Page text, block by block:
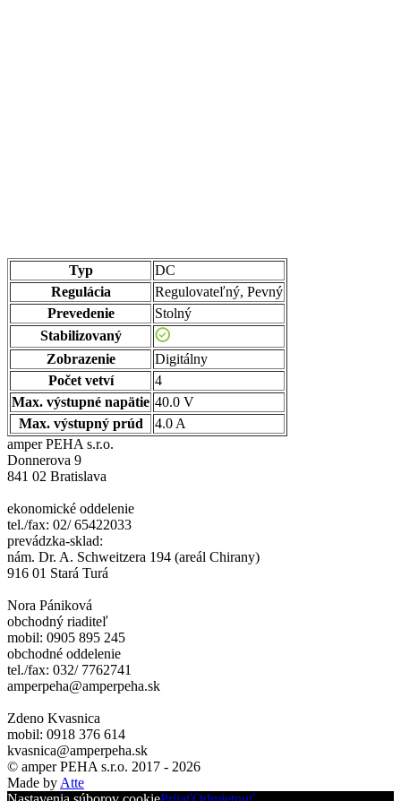
Typ
DC
Regulácia
Regulovateľný, Pevný
Prevedenie
Stolný
Stabilizovaný
Zobrazenie
Digitálny
Počet vetví
4
Max. výstupné napätie 40.0 V
Max. výstupný prúd
4.0 A
amper PEHA s.r.o.
Donnerova 9
841 02 Bratislava
ekonomické oddelenie
tel./fax: 02/ 65422033
prevádzka-sklad:
nám. Dr. A. Schweitzera 194 (areál Chirany)
916 01 Stará Turá
Nora Pániková
obchodný riaditeľ
mobil: 0905 895 245
obchodné oddelenie
tel./fax: 032/ 7762741
amperpeha@amperpeha.sk
Zdeno Kvasnica
mobil: 0918 376 614
kvasnica@amperpeha.sk
© amper PEHA s.r.o. 2017 - 2026
Made by Atte